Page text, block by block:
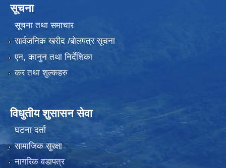
सूचना
सूचना तथा समाचार
सार्वजनिक खरीद /बोलपत्र सूचना
एन, कानुन तथा निर्देशिका
कर तथा शुल्कहरु
विधुतीय शुसासन सेवा
घटना दर्ता
सामाजिक सुरक्षा
नागरिक वडापत्र